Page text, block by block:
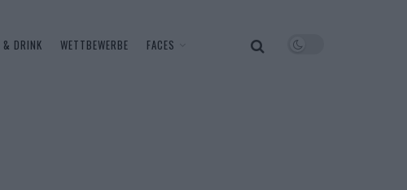
& DRINK WETTBEWERBE FACES